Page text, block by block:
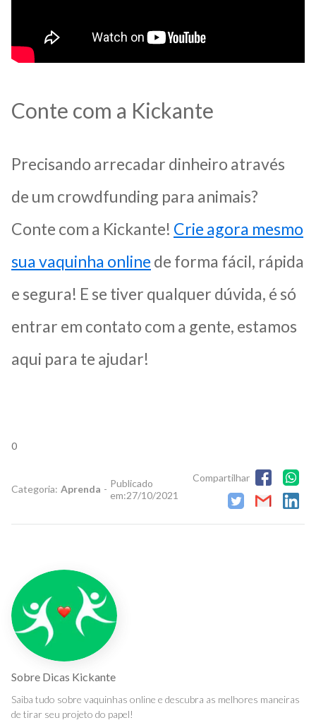
Conte com a Kickante
Precisando arrecadar dinheiro através
de um crowdfunding para animais?
Conte com a Kickante! Crie agora mesmo
sua vaquinha online de forma fácil, rápida
e segura! E se tiver qualquer dúvida, é só
entrar em contato com a gente, estamos
aqui para te ajudar!
0
Categoria: Aprenda - Publicado
em:27/10/2021
Compartilhar
Sobre Dicas Kickante
Saiba tudo sobre vaquinhas online e descubra as melhores maneiras
de tirar seu projeto do papel!